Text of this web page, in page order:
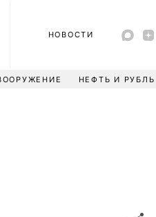
НОВОСТИ
НЕФТЬ И РУБЛЬ